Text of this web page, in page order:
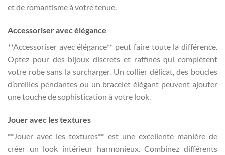
et de romantisme à votre tenue.
Accessoriser avec élégance
**Accessoriser avec élégance** peut faire toute la différence.
Optez pour des bijoux discrets et raffinés qui complètent
votre robe sans la surcharger. Un collier délicat, des boucles
d’oreilles pendantes ou un bracelet élégant peuvent ajouter
une touche de sophistication à votre look.
Jouer avec les textures
**Jouer avec les textures** est une excellente manière de
créer un look intérieur harmonieux. Combinez différents